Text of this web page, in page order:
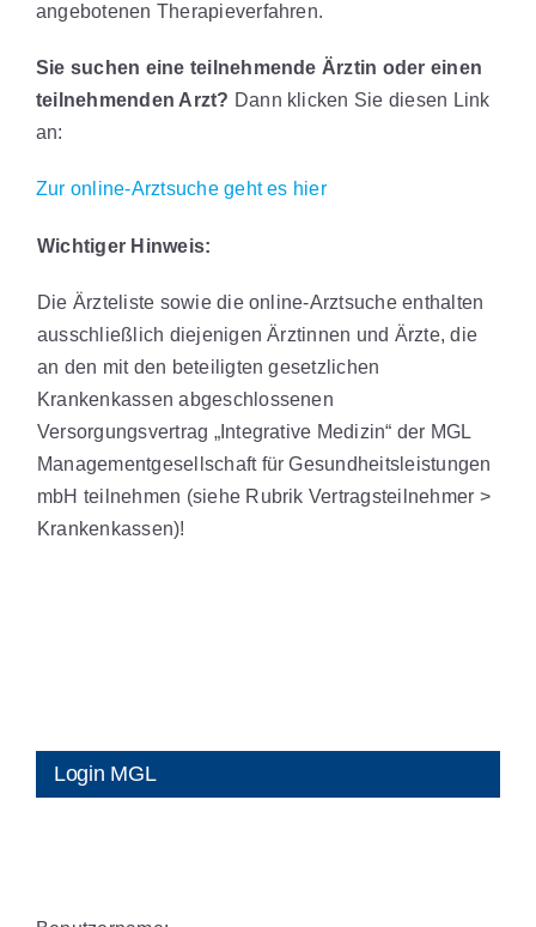
angebotenen Therapieverfahren.
Sie suchen eine teilnehmende Ärztin oder einen
teilnehmenden Arzt? Dann klicken Sie diesen Link
an:
Zur online-Arztsuche geht es hier
Wichtiger Hinweis:
Die Ärzteliste sowie die online-Arztsuche enthalten
ausschließlich diejenigen Ärztinnen und Ärzte, die
an den mit den beteiligten gesetzlichen
Krankenkassen abgeschlossenen
Versorgungsvertrag „Integrative Medizin“ der MGL
Managementgesellschaft für Gesundheitsleistungen
mbH teilnehmen (siehe Rubrik Vertragsteilnehmer >
Krankenkassen)!
Login MGL